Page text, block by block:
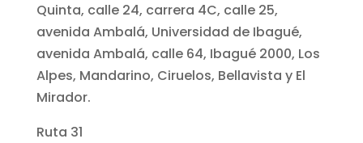
Quinta, calle 24, carrera 4C, calle 25,
avenida Ambalá, Universidad de Ibagué,
avenida Ambalá, calle 64, Ibagué 2000, Los
Alpes, Mandarino, Ciruelos, Bellavista y El
Mirador.
Ruta 31